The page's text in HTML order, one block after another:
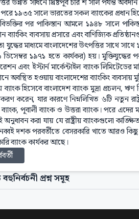
উন্নতি সাধনে খ্রিষ্টপূর্ব চার শ সাল পর্যন্ত
১৯৩৫ সালে ভারতের সকল ব্যাংকের প্রধান
পর পাকিস্তান আমলে ১৯৪৮ সালে
ব্যাংকিং ব্যবসায় প্রসারে এবং বাণিজ্যিক
যুদ্ধের মাধ্যমে বাংলাদেশের উৎপত্তির সাথে
১৯৭১ হতে কার্যকর) হয়। মুক্তিযুদ্ধের
এবং ইস্টার্ন মার্কেন্টাইল ব্যাংক
অবস্থিত হওয়ায় বাংলাদেশের ব্যাংকিং
ব্যাংক হিসেবে বাংলাদেশ ব্যাংক মুদ্রা প্রচলন,
করেন, যার কারণে নিম্নলিখিত ৬টি নতুন
পূবালী ব্যাংক ও উত্তরা ব্যাংক। পরে
করা যায় যে রাষ্ট্রীয় ব্যাংকগুলো
দশক পরবর্তীতে বেসরকারি খাতে আরও কিছু
ব্যাংক কার্যকর আছে।
প্রশ্ন সমূহ